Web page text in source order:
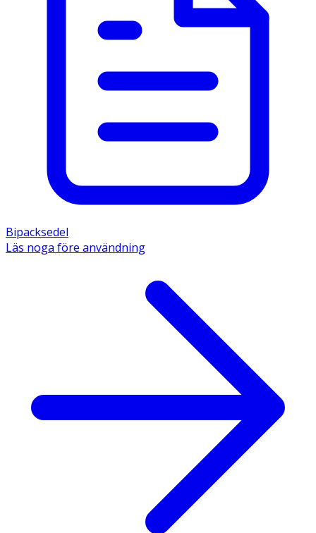
Bipacksedel
Läs noga före användning